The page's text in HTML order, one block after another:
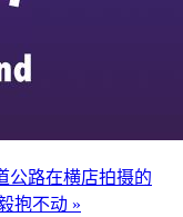
公路在横店拍摄的
抱不动 »